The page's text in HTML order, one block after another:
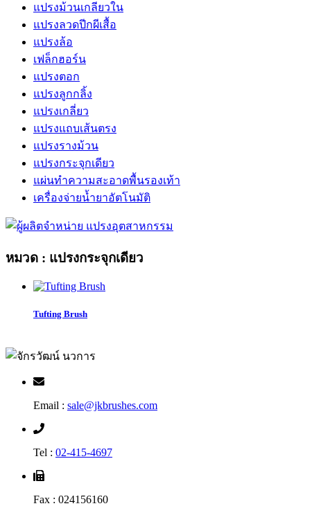
แปรงม้วนเกลียวใน
แปรงลวดปีกผีเสื้อ
แปรงล้อ
เฟล็กฮอร์น
แปรงตอก
แปรงลูกกลิ้ง
แปรงเกลี่ยว
แปรงแถบเส้นตรง
แปรงรางม้วน
แปรงกระจุกเดียว
แผ่นทำความสะอาดพื้นรองเท้า
เครื่องจ่ายน้ำยาอัตโนมัติ
หมวด : แปรงกระจุกเดียว
Tufting Brush
Email : sale@jkbrushes.com
Tel : 02-415-4697
Fax : 024156160